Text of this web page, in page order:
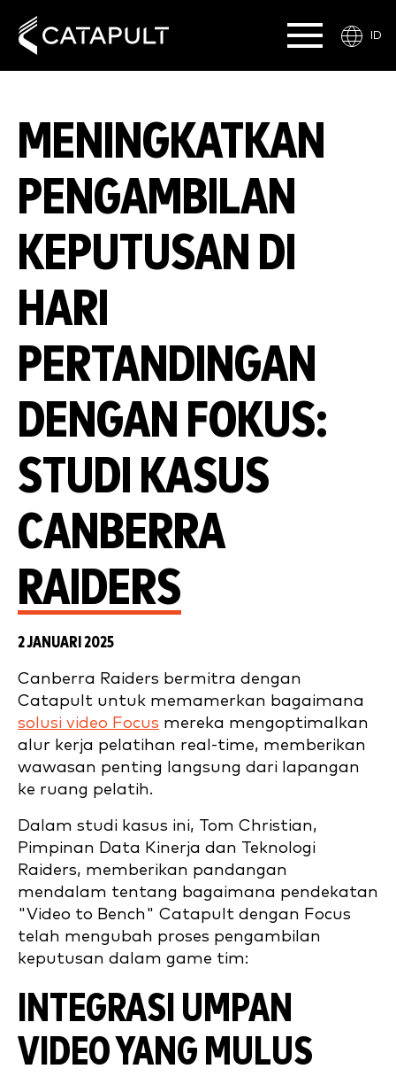
ID
MENINGKATKAN
PENGAMBILAN
KEPUTUSAN DI
HARI
PERTANDINGAN
DENGAN FOKUS:
STUDI KASUS
CANBERRA
RAIDERS
2 JANUARI 2025
Canberra Raiders bermitra dengan
Catapult untuk memamerkan bagaimana
solusi video Focus mereka mengoptimalkan
alur kerja pelatihan real-time, memberikan
wawasan penting langsung dari lapangan
ke ruang pelatih.
Dalam studi kasus ini, Tom Christian,
Pimpinan Data Kinerja dan Teknologi
Raiders, memberikan pandangan
mendalam tentang bagaimana pendekatan
"Video to Bench" Catapult dengan Focus
telah mengubah proses pengambilan
keputusan dalam game tim:
INTEGRASI UMPAN
VIDEO YANG MULUS